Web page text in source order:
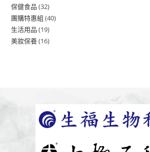
保健食品 32
團購特惠組 40
生活用品 19
美妝保養 16